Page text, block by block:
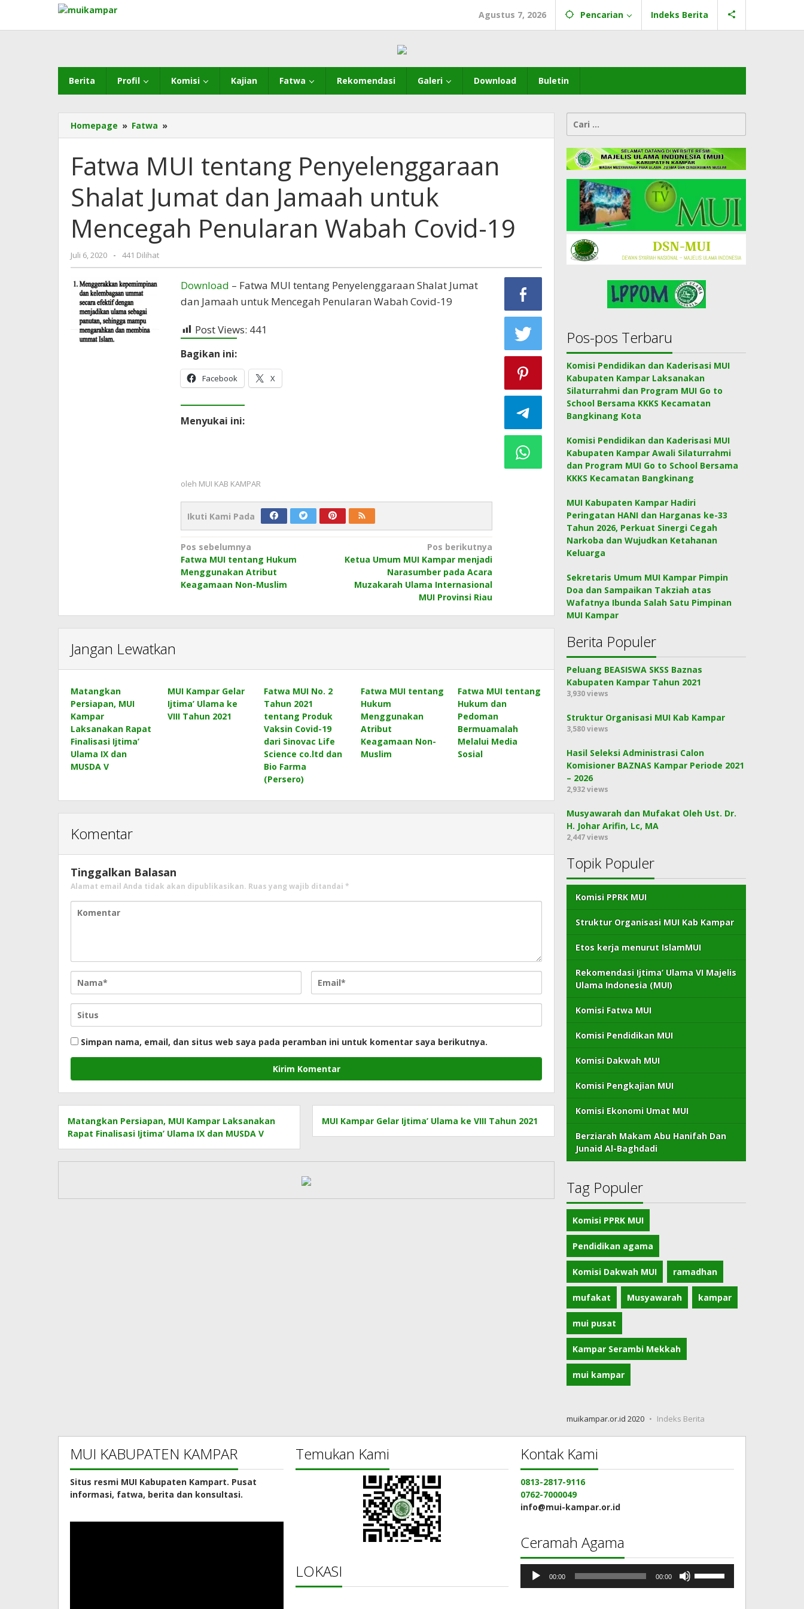
konten
Agustus 7, 2026 Pencarian Indeks Berita
Berita Profil Komisi Kajian Fatwa Rekomendasi Galeri Download Buletin
Homepage » Fatwa »
MUI
Penyelenggaraan
Shalat
dan
untuk
Mencegah
Fatwa MUI tentang Penyelenggaraan
Shalat Jumat dan Jamaah untuk
Mencegah Penularan Wabah Covid-19
Juli 6, 2020
oleh
MUI
KAMPAR
- 441 Dilihat
Download – Fatwa MUI tentang Penyelenggaraan Shalat Jumat
dan Jamaah untuk Mencegah Penularan Wabah Covid-19
Post Views: 441
Bagikan ini:
Facebook X
Menyukai ini:
oleh MUI KAB KAMPAR
Ikuti Kami Pada
Navigasi
pos
Pos sebelumnya
Fatwa MUI tentang Hukum
Menggunakan Atribut
Keagamaan Non-Muslim
Pos berikutnya
Ketua Umum MUI Kampar menjadi
Narasumber pada Acara
Muzakarah Ulama Internasional
MUI Provinsi Riau
Jangan Lewatkan
Matangkan
Persiapan, MUI
Kampar
Laksanakan Rapat
Finalisasi Ijtima’
Ulama IX dan
MUSDA V
MUI Kampar Gelar
Ijtima’ Ulama ke
VIII Tahun 2021
Fatwa MUI No. 2
Tahun 2021
tentang Produk
Vaksin Covid-19
dari Sinovac Life
Science co.ltd dan
Bio Farma
(Persero)
Fatwa MUI tentang
Hukum
Menggunakan
Atribut
Keagamaan Non-
Muslim
Fatwa MUI tentang
Hukum dan
Pedoman
Bermuamalah
Melalui Media
Sosial
Komentar
Tinggalkan Balasan
Alamat email Anda tidak akan dipublikasikan. Ruas yang wajib ditandai *
Simpan nama, email, dan situs web saya pada peramban ini untuk komentar saya berikutnya.
Matangkan Persiapan, MUI Kampar Laksanakan
Rapat Finalisasi Ijtima’ Ulama IX dan MUSDA V
MUI Kampar Gelar Ijtima’ Ulama ke VIII Tahun 2021
untuk:
Pos-pos Terbaru
Komisi Pendidikan dan Kaderisasi MUI
Kabupaten Kampar Laksanakan
Silaturrahmi dan Program MUI Go to
School Bersama KKKS Kecamatan
Bangkinang Kota
Komisi Pendidikan dan Kaderisasi MUI
Kabupaten Kampar Awali Silaturrahmi
dan Program MUI Go to School Bersama
KKKS Kecamatan Bangkinang
MUI Kabupaten Kampar Hadiri
Peringatan HANI dan Harganas ke-33
Tahun 2026, Perkuat Sinergi Cegah
Narkoba dan Wujudkan Ketahanan
Keluarga
Sekretaris Umum MUI Kampar Pimpin
Doa dan Sampaikan Takziah atas
Wafatnya Ibunda Salah Satu Pimpinan
MUI Kampar
Berita Populer
Peluang BEASISWA SKSS Baznas
Kabupaten Kampar Tahun 2021
3,930 views
Struktur Organisasi MUI Kab Kampar
3,580 views
Hasil Seleksi Administrasi Calon
Komisioner BAZNAS Kampar Periode 2021
– 2026
2,932 views
Musyawarah dan Mufakat Oleh Ust. Dr.
H. Johar Arifin, Lc, MA
2,447 views
Topik Populer
Komisi PPRK MUI
Struktur Organisasi MUI Kab Kampar
Etos kerja menurut IslamMUI
Rekomendasi Ijtima’ Ulama VI Majelis
Ulama Indonesia (MUI)
Komisi Fatwa MUI
Komisi Pendidikan MUI
Komisi Dakwah MUI
Komisi Pengkajian MUI
Komisi Ekonomi Umat MUI
Berziarah Makam Abu Hanifah Dan
Junaid Al-Baghdadi
Tag Populer
Komisi PPRK MUI
Pendidikan agama
Komisi Dakwah MUI ramadhan
mufakat Musyawarah kampar
mui pusat
Kampar Serambi Mekkah
mui kampar
muikampar.or.id 2020 Indeks Berita
MUI KABUPATEN KAMPAR
Situs resmi MUI Kabupaten Kampart. Pusat
informasi, fatwa, berita dan konsultasi.
Temukan Kami
LOKASI
Kontak Kami
0813-2817-9116
0762-7000049
info@mui-kampar.or.id
Ceramah Agama
Pemutar
Audio
00:00 00:00